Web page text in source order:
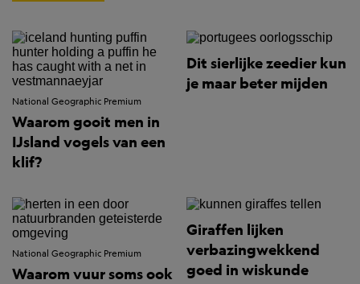
National Geographic Premium
Waarom gooit men in
IJsland vogels van een
klif?
Dit sierlijke zeedier kun
je maar beter mijden
National Geographic Premium
Waarom vuur soms ook
Giraffen lijken
verbazingwekkend
goed in wiskunde